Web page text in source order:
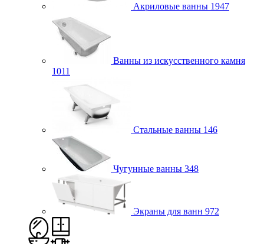
Акриловые ванны 1947
Ванны из искусственного камня
1011
Стальные ванны 146
Чугунные ванны 348
Экраны для ванн 972